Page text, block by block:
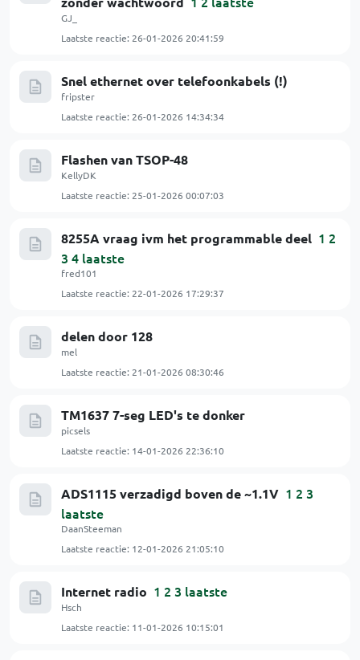
GJ_
Laatste reactie: 26-01-2026 20:41:59
Snel ethernet over telefoonkabels (!)
fripster
Laatste reactie: 26-01-2026 14:34:34
Flashen van TSOP-48
KellyDK
Laatste reactie: 25-01-2026 00:07:03
8255A vraag ivm het programmable deel 1 2
3 4 laatste
fred101
Laatste reactie: 22-01-2026 17:29:37
delen door 128
mel
Laatste reactie: 21-01-2026 08:30:46
TM1637 7-seg LED's te donker
picsels
Laatste reactie: 14-01-2026 22:36:10
ADS1115 verzadigd boven de ~1.1V 1 2 3
laatste
DaanSteeman
Laatste reactie: 12-01-2026 21:05:10
Internet radio 1 2 3 laatste
Hsch
Laatste reactie: 11-01-2026 10:15:01